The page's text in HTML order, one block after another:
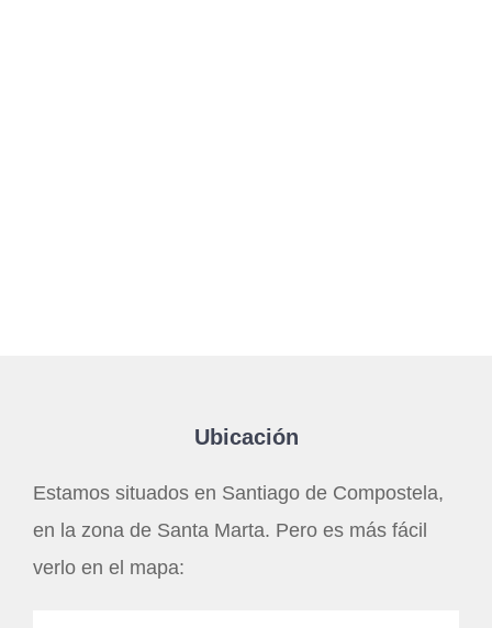
Ubicación
Estamos situados en Santiago de Compostela,
en la zona de Santa Marta. Pero es más fácil
verlo en el mapa: